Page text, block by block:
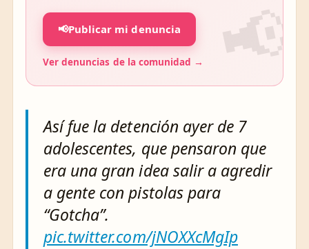
📢Publicar mi denuncia
Ver denuncias de la comunidad →
Así fue la detención ayer de 7
adolescentes, que pensaron que
era una gran idea salir a agredir
a gente con pistolas para
“Gotcha”.
pic.twitter.com/jNOXXcMgIp